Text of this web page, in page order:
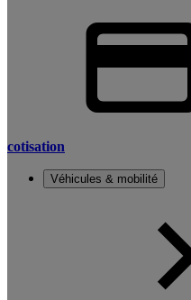
cotisation
Véhicules & mobilité